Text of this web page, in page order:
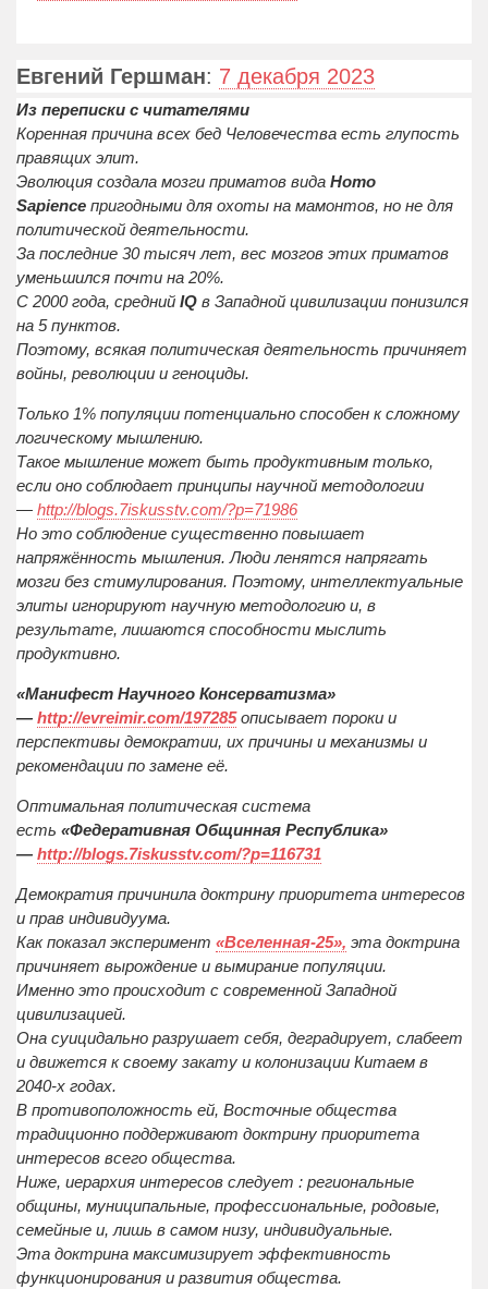
Евгений Гершман: 7 декабря 2023
Из переписки с читателями
Коренная причина всех бед Человечества есть глупость
правящих элит.
Эволюция создала мозги приматов вида Homo
Sapience пригодными для охоты на мамонтов, но не для
политической деятельности.
За последние 30 тысяч лет, вес мозгов этих приматов
уменьшился почти на 20%.
С 2000 года, средний IQ в Западной цивилизации понизился
на 5 пунктов.
Поэтому, всякая политическая деятельность причиняет
войны, революции и геноциды.
Только 1% популяции потенциально способен к сложному
логическому мышлению.
Такое мышление может быть продуктивным только,
если оно соблюдает принципы научной методологии
— http://blogs.7iskusstv.com/?p=71986
Но это соблюдение существенно повышает
напряжённость мышления. Люди ленятся напрягать
мозги без стимулирования. Поэтому, интеллектуальные
элиты игнорируют научную методологию и, в
результате, лишаются способности мыслить
продуктивно.
«Манифест Научного Консерватизма»
— http://evreimir.com/197285описывает пороки и
перспективы демократии, их причины и механизмы и
рекомендации по замене её.
Оптимальная политическая система
есть «Федеративная Общинная Республика»
— http://blogs.7iskusstv.com/?p=116731
Демократия причинила доктрину приоритета интересов
и прав индивидуума.
Как показал эксперимент «Вселенная-25», эта доктрина
причиняет вырождение и вымирание популяции.
Именно это происходит с современной Западной
цивилизацией.
Она суицидально разрушает себя, деградирует, слабеет
и движется к своему закату и колонизации Китаем в
2040-х годах.
В противоположность ей, Восточные общества
традиционно поддерживают доктрину приоритета
интересов всего общества.
Ниже, иерархия интересов следует : региональные
общины, муниципальные, профессиональные, родовые,
семейные и, лишь в самом низу, индивидуальные.
Эта доктрина максимизирует эффективность
функционирования и развития общества.